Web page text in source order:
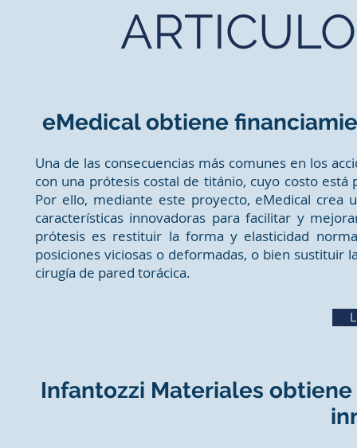
Infantozzi Materiales
Una de las consecuencias más comunes en los
con una prótesis costal de titánio, cuyo costo
Por ello, mediante este proyecto, eMedical crea
características innovadoras para facilitar y
prótesis es restituir la forma y elasticidad
posiciones viciosas o deformadas, o bien
cirugía de pared torácica.
eMedical obtiene